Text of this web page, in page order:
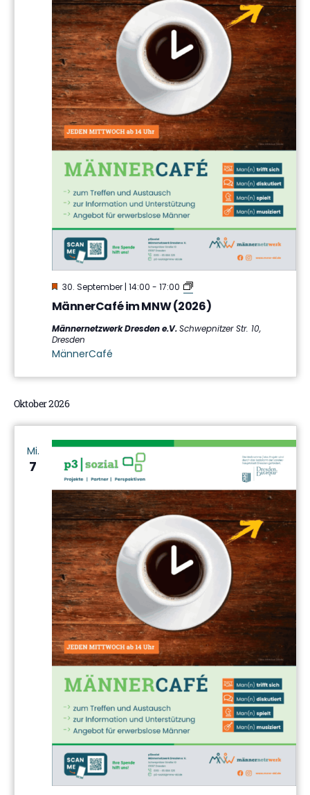
MännerCafé im MNW (2026)
Hervorgehoben
30. September | 14:00 - 17:00
MännerCafé
im
MNW
Männernetzwerk Dresden e.V.Schwepnitzer Str. 10,
Dresden
MännerCafé
Oktober 2026
Mi.
7